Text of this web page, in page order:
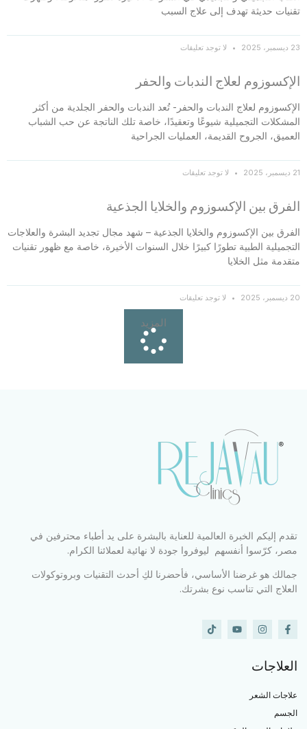
تقنيات حديثة تهدف إلى علاج السبب
23 ديسمبر، 2025 لا توجد تعليقات
الإكسوزوم لعلاج الندبات والحفر
الإكسوزوم لعلاج الندبات والحفر- تُعد الندبات والحفر الجلدية من أكثر
المشكلات التجميلية شيوعًا وتعقيدًا، خاصة تلك الناتجة عن حب الشباب
العميق، الجروح القديمة، العمليات الجراحية
21 ديسمبر، 2025 لا توجد تعليقات
الفرق بين الإكسوزوم والخلايا الجذعية
الفرق بين الإكسوزوم والخلايا الجذعية – شهد مجال تجديد البشرة والعلاجات
التجميلية الطبية تطورًا كبيرًا خلال السنوات الأخيرة، خاصة مع ظهور تقنيات
متقدمة مثل الخلايا
20 ديسمبر، 2025 لا توجد تعليقات
المزيد
تقدم إليكم الخبرة العالمية للعناية بالبشرة على يد أطباء محترفين في
مصر، كرّسوا أنفسهم ليوفروا جودة لا نهائية لعملائنا الكرام.
جمالك هو غرضنا الأساسي، فأحضرنا لكِ أحدث التقنيات وبروتوكولات
العلاج التي تناسب نوع بشرتك.
العلاجات
علاجات الشعر
الجسم